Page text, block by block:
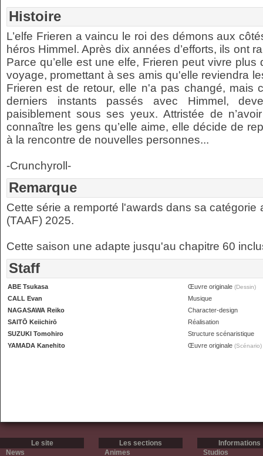
Histoire
L’elfe Frieren a vaincu le roi des démons aux
héros Himmel. Après dix années d’efforts, ils ont
Parce qu’elle est une elfe, Frieren peut vivre
voyage, promettant à ses amis qu'elle reviendra
Frieren est de retour, elle n'a pas changé, mais
derniers instants passés avec Himmel,
paisiblement sous ses yeux. Attristée de
connaître les gens qu’elle aime, elle décide de
à la rencontre de nouvelles personnes...
-Crunchyroll-
Remarque
Cette série a remporté l'awards dans sa catégorie
(TAAF) 2025.
Cette saison une adapte jusqu'au chapitre 60
Staff
ABE Tsukasa Œuvre originale (Dessin)
CALL Evan
Musique
NAGASAWA Reiko
Character-design
SAITŌ Keiichirō
Réalisation
SUZUKI Tomohiro
Structure scénaristique
YAMADA Kanehito
Œuvre originale (Scénario)
Le site
News
Les sections
Animes
Informations
Studios